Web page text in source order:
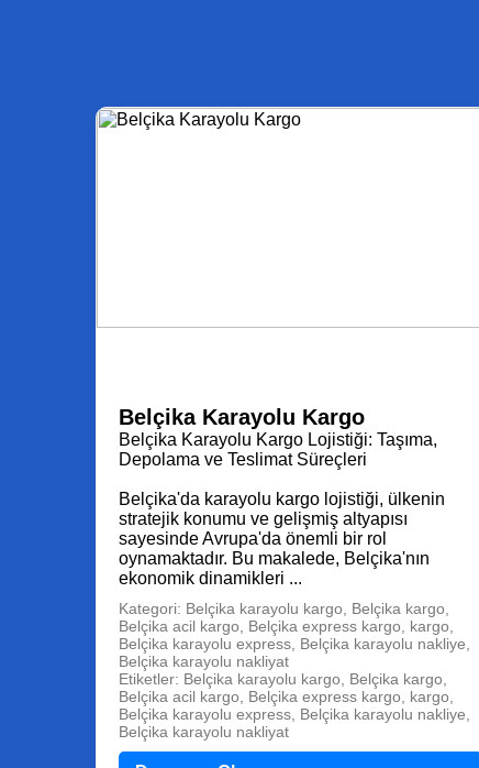
Belçika Karayolu Kargo
Belçika Karayolu Kargo Lojistiği: Taşıma,
Depolama ve Teslimat Süreçleri
Belçika'da karayolu kargo lojistiği, ülkenin
stratejik konumu ve gelişmiş altyapısı
sayesinde Avrupa'da önemli bir rol
oynamaktadır. Bu makalede, Belçika'nın
ekonomik dinamikleri ...
Kategori: Belçika karayolu kargo, Belçika kargo,
Belçika acil kargo, Belçika express kargo, kargo,
Belçika karayolu express, Belçika karayolu nakliye,
Belçika karayolu nakliyat
Etiketler: Belçika karayolu kargo, Belçika kargo,
Belçika acil kargo, Belçika express kargo, kargo,
Belçika karayolu express, Belçika karayolu nakliye,
Belçika karayolu nakliyat